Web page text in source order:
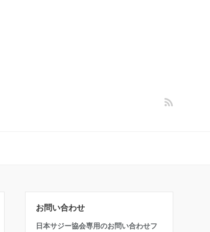
お問い合わせ
日本サジー協会専用のお問い合わせフ